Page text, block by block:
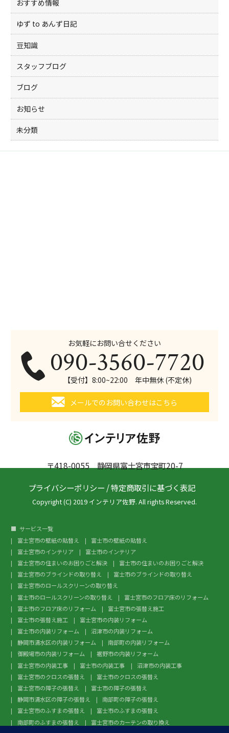
おすすめ情報
ゆず to あんず日記
豆知識
スタッフブログ
ブログ
お知らせ
未分類
〒418-0055 静岡県富士宮市宝町20-7
お気軽にお問い合せください
090-3560-7720
【受付】8:00~22:00 年中無休 (不定休)
メールでのお問い合わせはこちら
プライバシーポリシー /特定商取引に基づく表記
Copyright (C) 2019 インテリア佐野. All rights Reserved.
サービス一覧
富士宮市の壁紙の貼替え
富士市の壁紙の貼替え
富士宮市のインテリア
富士市のインテリア
富士宮市の住まいのお困りごと解決
富士市の住まいのお困りごと解決
富士宮市のブラインドの取り替え
富士市のブラインドの取り替え
富士宮市のロールスクリーンの取り替え
富士市のロールスクリーンの取り替え
富士宮市のフロア床のリフォーム
富士市のフロア床のリフォーム
富士宮市の張替え施工
富士市の張替え施工
富士宮市の内装リフォーム
富士市の内装リフォーム
沼津市の内装リフォーム
静岡市清水区の内装リフォーム
南部町の内装リフォーム
御殿場市の内装リフォーム
裾野市の内装リフォーム
富士宮市の内装工事
富士市の内装工事
沼津市の内装工事
富士宮市のクロスの張替え
富士市のクロスの張替え
富士宮市の障子の張替え
富士市の障子の張替え
静岡市清水区の障子の張替え
南部町の障子の張替え
富士宮市のふすまの張替え
富士市のふすまの張替え
南部町のふすまの張替え
富士宮市のカーテンの取り換え